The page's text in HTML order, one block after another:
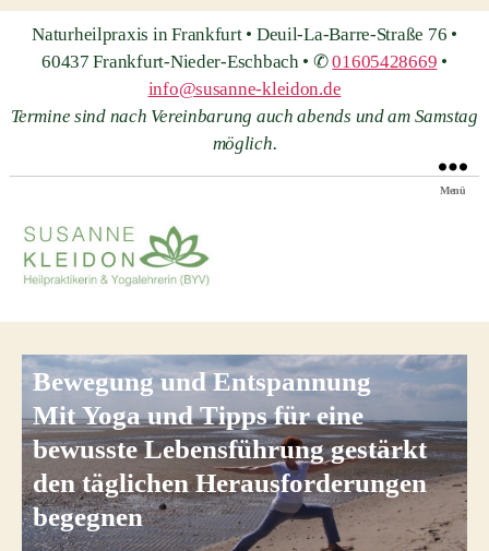
Naturheilpraxis in Frankfurt • Deuil-La-Barre-Straße 76 •
60437 Frankfurt-Nieder-Eschbach • ✆01605428669 •
info@susanne-kleidon.de
Termine sind nach Vereinbarung auch abends und am Samstag
möglich.
Susanne
Menü
Bewegung und Entspannung
Mit Yoga und Tipps für eine
bewusste Lebensführung gestärkt
den täglichen Herausforderungen
begegnen